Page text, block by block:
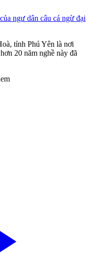
ngư dân câu cá ngừ đại
tỉnh Phú Yên là nơi
20 năm nghề này đã